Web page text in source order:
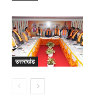
उत्तराखंड